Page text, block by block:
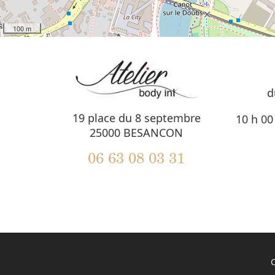
100 m
19 place du 8 septembre
25000 BESANCON
06 63 08 03 31
10 h